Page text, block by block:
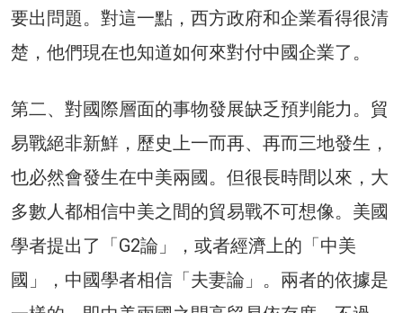
要出問題。對這一點，西方政府和企業看得很清
楚，他們現在也知道如何來對付中國企業了。
第二、對國際層面的事物發展缺乏預判能力。貿
易戰絕非新鮮，歷史上一而再、再而三地發生，
也必然會發生在中美兩國。但很長時間以來，大
多數人都相信中美之間的貿易戰不可想像。美國
學者提出了「G2論」，或者經濟上的「中美
國」，中國學者相信「夫妻論」。兩者的依據是